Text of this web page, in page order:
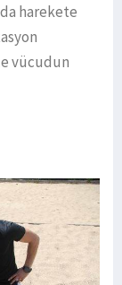
harekete
vücudun